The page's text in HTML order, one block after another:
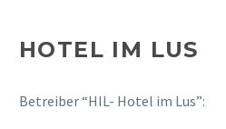
HOTEL IM LUS
Betreiber “HIL- Hotel im Lus”: